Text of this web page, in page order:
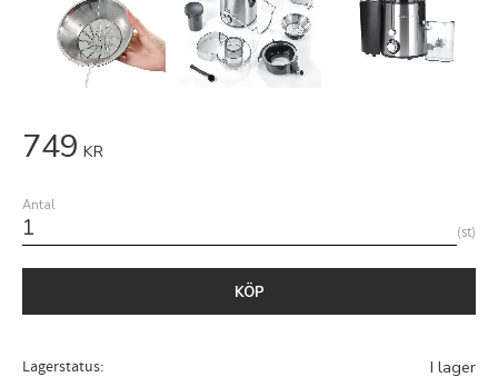
749 KR
Antal
st
KÖP
Lagerstatus I lager